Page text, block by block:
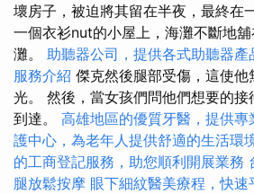
壞房子，被迫將其留在半夜，最終在
一個衣衫nut的小屋上，海灘不斷地
灘。 助聽器公司，提供各式助聽器產
服務介紹 傑克然後腿部受傷，這使
光。 然後，當女孩們問他們想要的接
到達。 高雄地區的優質牙醫，提供專
護中心，為老年人提供舒適的生活環
的工商登記服務，助您順利開展業務
腿放鬆按摩 眼下細紋醫美療程，快速